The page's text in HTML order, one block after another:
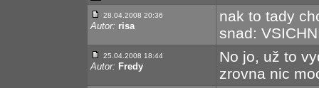
28.04.2008 20:36
Autor: risa
nak to tady
snad:
25.04.2008 18:44
Autor: Fredy
No jo, už to
zrovna nic